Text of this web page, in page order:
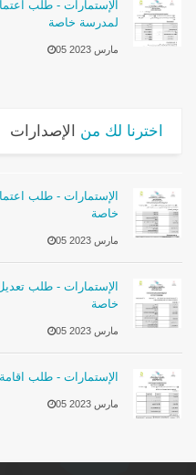
الإستمارات - طلب
لمدرسة خاصة
05 مارس 2023
اخترنا لك من الإصدارات
الإستمارات - طلب
خاصة
05 مارس 2023
الإستمارات - طلب
خاصة
05 مارس 2023
الإستمارات - طلب
05 مارس 2023